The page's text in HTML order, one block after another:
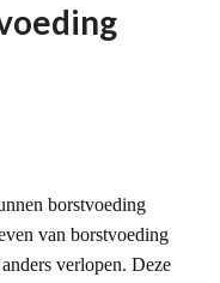
borstvoeding
van borstvoeding
verlopen. Deze